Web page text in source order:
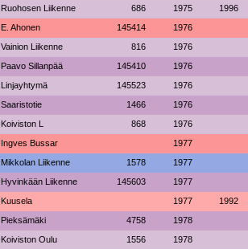
Ruohosen Liikenne 686 1975 1996
E. Ahonen 145414 1976
Vainion Liikenne 816 1976
Paavo Sillanpää 145410 1976
Linjayhtymä 145523 1976
Saaristotie 1466 1976
Koiviston L 868 1976
Ingves Bussar 1977
Mikkolan Liikenne 1578 1977
Hyvinkään Liikenne 145603 1977
Kuusela 1977 1992
Pieksämäki 4758 1978
Koiviston Oulu 1556 1978